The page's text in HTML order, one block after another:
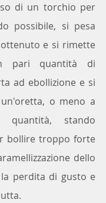
di un torchio per
possibile, si pesa
e si rimette
pari quantità di
ad ebollizione e si
o meno a
quantità, stando
bollire troppo forte
dello
perdita di gusto e